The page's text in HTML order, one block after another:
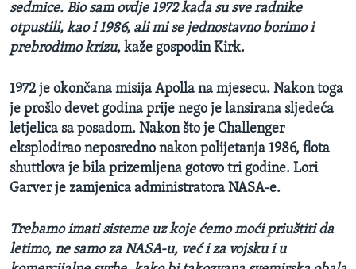
sedmice. Bio sam ovdje 1972 kada su sve radnike
otpustili, kao i 1986, ali mi se jednostavno borimo i
prebrodimo krizu, kaže gospodin Kirk.
1972 je okončana misija Apolla na mjesecu. Nakon toga
je prošlo devet godina prije nego je lansirana sljedeća
letjelica sa posadom. Nakon što je Challenger
eksplodirao neposredno nakon polijetanja 1986, flota
shuttlova je bila prizemljena gotovo tri godine. Lori
Garver je zamjenica administratora NASA-e.
Trebamo imati sisteme uz koje ćemo moći priuštiti da
letimo, ne samo za NASA-u, već i za vojsku i u